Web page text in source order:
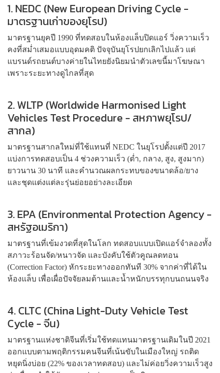
1. NEDC (New European Driving Cycle -
มาตรฐานเก่าของยุโรป)
มาตรฐานยุคปี 1990 ที่ทดสอบในห้องแล็บปิดแอร์ วิ่งความเร็ว
คงที่สม่ำเสมอแบบอุดมคติ ปัจจุบันยุโรปยกเลิกไปแล้ว แต่
แบรนด์รถยนต์บางค่ายในไทยยังนิยมนำตัวเลขนี้มาโฆษณา
เพราะระยะทางดูไกลที่สุด
2. WLTP (Worldwide Harmonised Light
Vehicles Test Procedure - สหภาพยุโรป/
สากล)
มาตรฐานสากลใหม่ที่ใช้แทนที่ NEDC ในยุโรปตั้งแต่ปี 2017
แบ่งการทดสอบเป็น 4 ช่วงความเร็ว (ต่ำ, กลาง, สูง, สูงมาก)
ยาวนาน 30 นาที และคำนวณผลกระทบของขนาดล้อ/ยาง
และชุดแต่งแต่ละรุ่นย่อยอย่างละเอียด
3. EPA (Environmental Protection Agency -
สหรัฐอเมริกา)
มาตรฐานที่เข้มงวดที่สุดในโลก ทดสอบแบบเปิดแอร์จำลองทั้ง
สภาวะร้อนจัด/หนาวจัด และบังคับใช้ตัวคูณลดทอน
(Correction Factor) หักระยะทางออกทันที 30% จากค่าที่ได้ใน
ห้องแล็บ เพื่อเผื่อปัจจัยลมต้านและน้ำหนักบรรทุกบนถนนจริง
4. CLTC (China Light-Duty Vehicle Test
Cycle - จีน)
มาตรฐานแห่งชาติจีนที่เริ่มใช้ทดแทนมาตรฐานเดิมในปี 2021
ออกแบบตามพฤติกรรมคนจีนที่เน้นขับในเมืองใหญ่ รถติด
หยุดนิ่งบ่อย (22% ของเวลาทดสอบ) และไม่ค่อยวิ่งความเร็วสูง